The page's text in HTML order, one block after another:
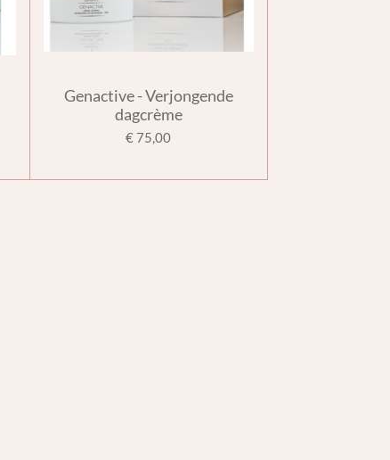
Genactive - Verjongende
dagcrème
€ 75,00